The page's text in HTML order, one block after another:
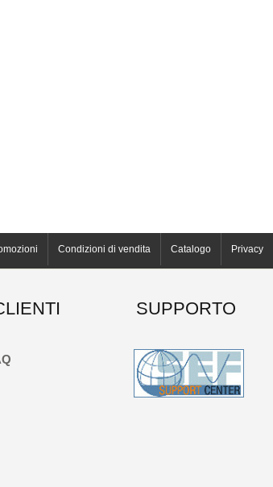
Condizioni di vendita Catalogo Privacy
SUPPORTO